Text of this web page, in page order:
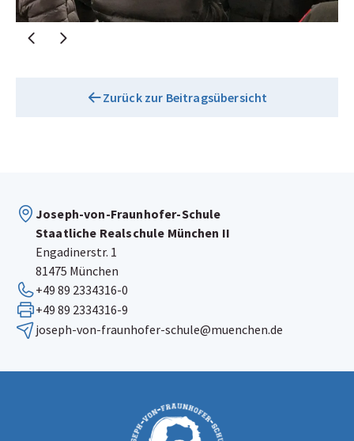
Zurück zur Beitragsübersicht
Joseph-von-Fraunhofer-Schule
Staatliche Realschule München II
Engadinerstr. 1
81475 München
+49 89 2334316-0
+49 89 2334316-9
joseph-von-fraunhofer-schule@muenchen.de